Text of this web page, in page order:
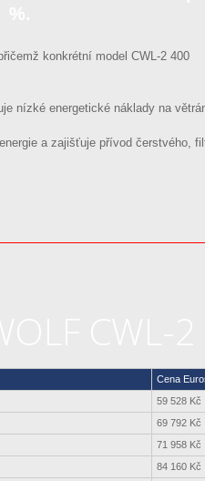
konkrétní model CWL-2 400
nízké energetické náklady na
a zajišťuje přívod čerstvého,
Cena
59 528 Kč
69 792 Kč
71 958 Kč
84 160 Kč